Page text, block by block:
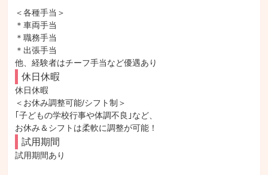
＜各種手当＞
＊車両手当
＊職務手当
＊出張手当
他、経験者はチーフ手当など優遇あり
休日休暇
休日休暇
＜お休み調整可能/シフト制＞
｢子どもの学校行事や体調不良｣など、
お休み＆シフトは柔軟に調整が可能！
試用期間
試用期間あり